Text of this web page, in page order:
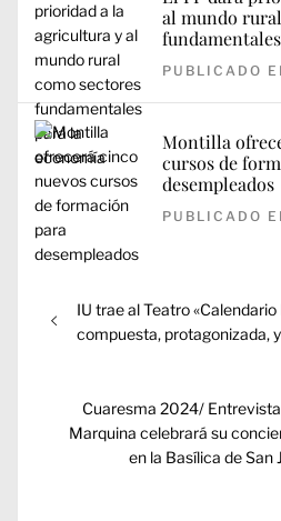
al mundo
PUBLICADO
Montilla
cursos de
desempleados
PUBLICADO
de
Entrada
anterior:
IU trae al Teatro
compuesta, protagonizada,
Entrada
siguiente:
Cuaresma 2024/
Marquina celebrará su
en la Basílica de San